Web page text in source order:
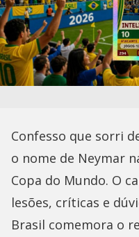
Confesso que sorri
o nome de Neymar
Copa do Mundo. O
lesões, críticas e
Brasil comemora o